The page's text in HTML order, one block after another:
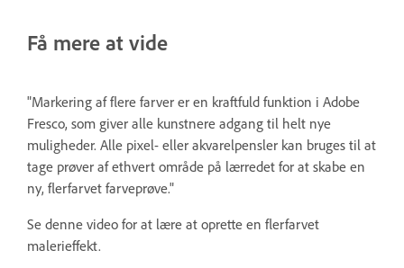
Få mere at vide
"Markering af flere farver er en kraftfuld funktion i Adobe
Fresco, som giver alle kunstnere adgang til helt nye
muligheder. Alle pixel- eller akvarelpensler kan bruges til at
tage prøver af ethvert område på lærredet for at skabe en
ny, flerfarvet farveprøve."
Se denne video for at lære at oprette en flerfarvet
malerieffekt.